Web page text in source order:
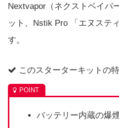
Nextvapor（ネクストベイパ
ット、Nstik Pro 「エヌステ
す。
このスターターキットの
バッテリー内蔵の爆